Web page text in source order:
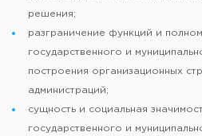
решения;
разграничение функций и
государственного и
построения организационных
администраций;
сущность и социальная
государственного и